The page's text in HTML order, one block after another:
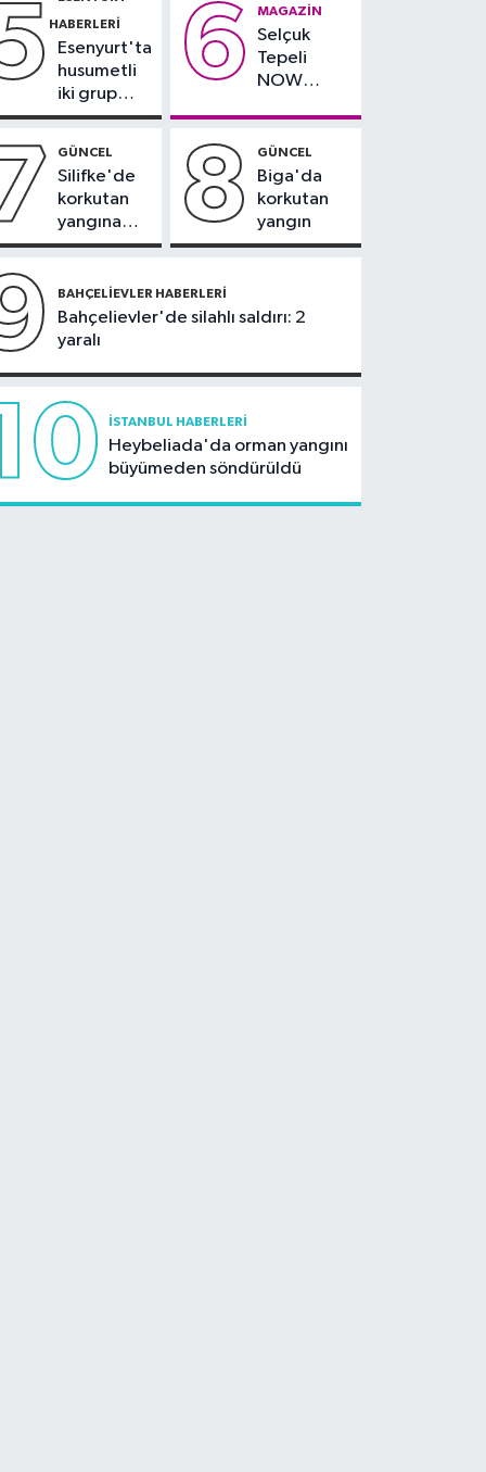
Olympos Regatta için
geri sayım başladı
bazı yollar
kapatılacak
teslim
alındı
HABERLERI
Esenyurt'ta
husumetli
iki grup
arasında
kavga
6 MAGAZIN
Selçuk
Tepeli
NOW
duyurdu
GÜNCEL
Silifke'de
korkutan
yangına
havadan ve
müdahale
8 GÜNCEL
Biga'da
korkutan
yangın
BAHÇELIEVLER HABERLERI
Bahçelievler'de silahlı saldırı: 2
yaralı
İSTANBUL HABERLERI
Heybeliada'da orman yangını
büyümeden söndürüldü